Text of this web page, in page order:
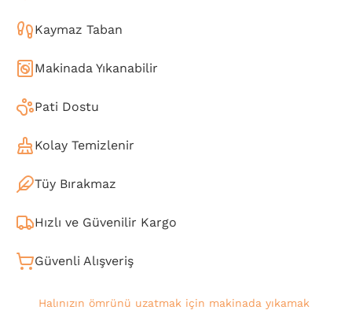
Kaymaz Taban
Makinada Yıkanabilir
Pati Dostu
Kolay Temizlenir
Tüy Bırakmaz
Hızlı ve Güvenilir Kargo
Güvenli Alışveriş
Halınızın ömrünü uzatmak için makinada yıkamak